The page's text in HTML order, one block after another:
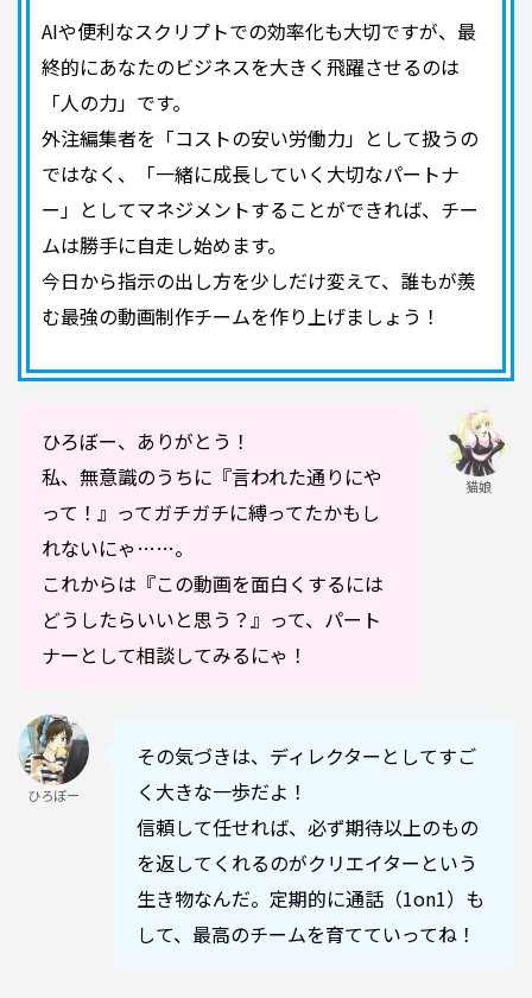
AIや便利なスクリプトでの効率化も大切ですが、最
終的にあなたのビジネスを大きく飛躍させるのは
「人の力」です。
外注編集者を「コストの安い労働力」として扱うの
ではなく、「一緒に成長していく大切なパートナ
ー」としてマネジメントすることができれば、チー
ムは勝手に自走し始めます。
今日から指示の出し方を少しだけ変えて、誰もが羨
む最強の動画制作チームを作り上げましょう！
ひろぼー、ありがとう！
私、無意識のうちに『言われた通りにや
って！』ってガチガチに縛ってたかもし
れないにゃ……。
これからは『この動画を面白くするには
どうしたらいいと思う？』って、パート
ナーとして相談してみるにゃ！
猫娘
ひろぼー
その気づきは、ディレクターとしてすご
く大きな一歩だよ！
信頼して任せれば、必ず期待以上のもの
を返してくれるのがクリエイターという
生き物なんだ。定期的に通話（1on1）も
して、最高のチームを育てていってね！